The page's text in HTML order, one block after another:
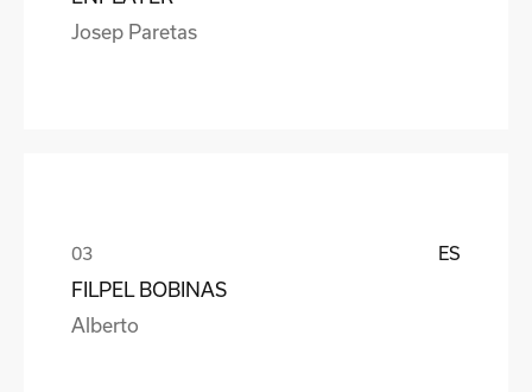
Josep Paretas
ES
FILPEL BOBINAS
Alberto